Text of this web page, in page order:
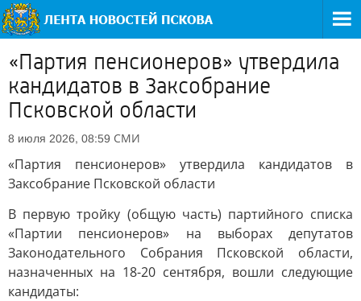
«Партия пенсионеров» утвердила
кандидатов в Заксобрание
Псковской области
8 июля 2026, 08:59 СМИ
«Партия пенсионеров» утвердила кандидатов в
Заксобрание Псковской области
В первую тройку (общую часть) партийного списка
«Партии пенсионеров» на выборах депутатов
Законодательного Собрания Псковской области,
назначенных на 18-20 сентября, вошли следующие
кандидаты: